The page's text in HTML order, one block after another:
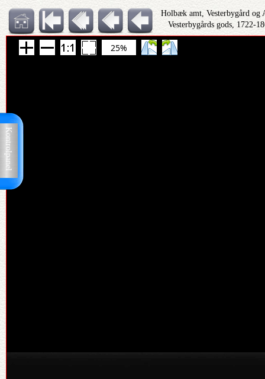
Kontrolpanel
Holbæk amt, Vesterbygård og
Vesterbygårds gods, 1722-
25%